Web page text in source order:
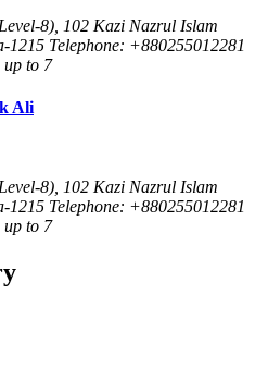
8), 102 Kazi Nazrul Islam
1215 Telephone: +880255012281
to 7
Ali
8), 102 Kazi Nazrul Islam
1215 Telephone: +880255012281
to 7